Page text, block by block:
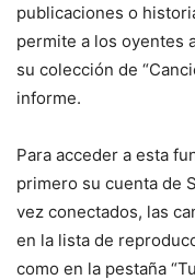
publicaciones o
permite a los oyentes
su colección de
informe.
Para acceder a esta
primero su cuenta de
vez conectados, las
en la lista de
como en la pestaña